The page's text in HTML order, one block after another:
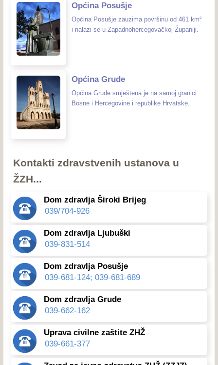
Općina Posušje
Općina Posušje zauzima površinu od 461 km²
i nalazi se u Zapadnohercegovačkoj Županiji.
Općina Grude
Općina Grude smještena je na samoj granici
Bosne i Hercegovine i republike Hrvatske.
Kontakti zdravstvenih ustanova u
ŽZH...
Dom zdravlja Široki Brijeg
039/704-926
Dom zdravlja Ljubuški
039-831-514
Dom zdravlja Posušje
039-681-124; 039-681-689
Dom zdravlja Grude
039-662-162
Uprava civilne zaštite ZHŽ
039-661-377